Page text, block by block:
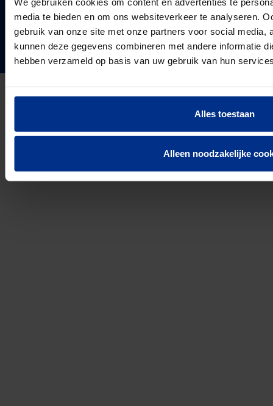
media te bieden en om ons websiteverkeer te analyseren.
gebruik van onze site met onze partners voor social media,
kunnen deze gegevens combineren met andere informatie
hebben verzameld op basis van uw gebruik van hun
Alles toestaan
Alleen noodzakelijke
24 Landen in Europa
3037 Werknemers van Pipelife
691.392
Projecten & Nieuws
Vacatures
Contact
VOLG ONS
Privacyverklaring Cookie Informatie Disclaimer